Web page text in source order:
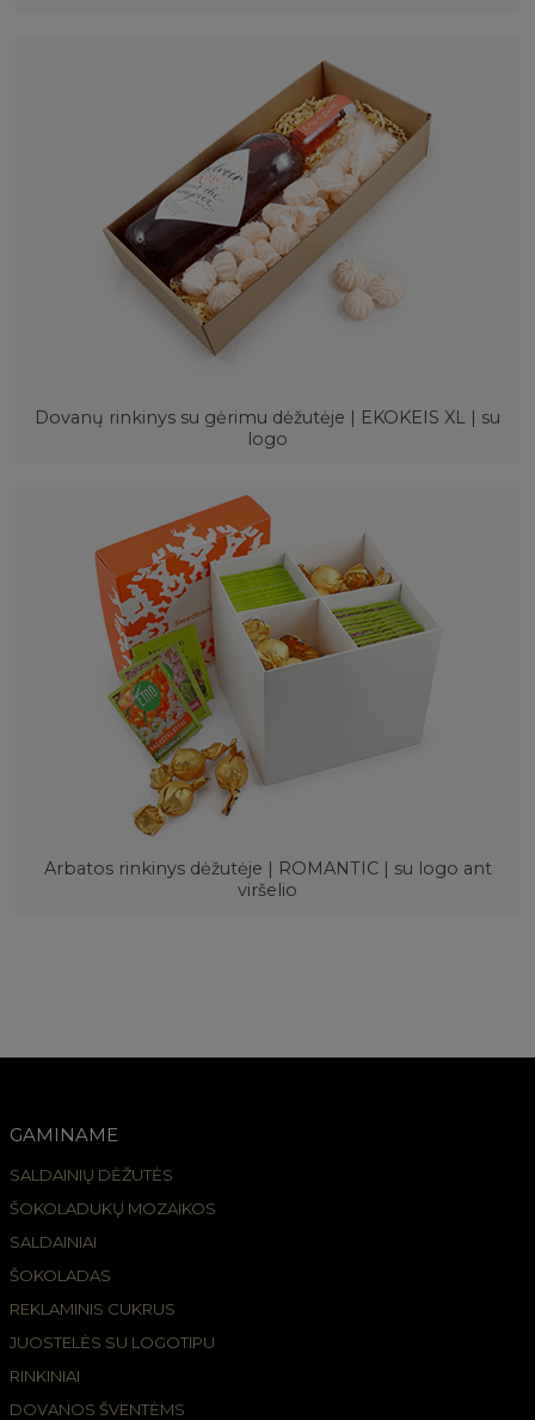
Dovanų rinkinys su gėrimu dėžutėje | EKOKEIS XL | su
logo
Arbatos rinkinys dėžutėje | ROMANTIC | su logo ant
viršelio
GAMINAME
SALDAINIŲ DĖŽUTĖS
ŠOKOLADUKŲ MOZAIKOS
SALDAINIAI
ŠOKOLADAS
REKLAMINIS CUKRUS
JUOSTELĖS SU LOGOTIPU
RINKINIAI
DOVANOS ŠVENTĖMS